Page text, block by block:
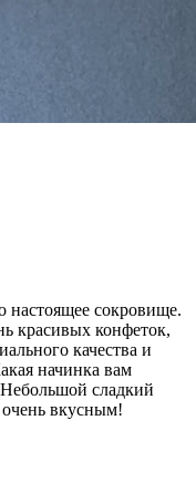
настоящее сокровище.
красивых конфеток,
качества и
начинка вам
Небольшой сладкий
вкусным!